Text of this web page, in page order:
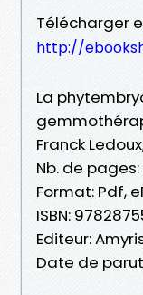
Télécharger
http://
La
Franck
Nb. de
Format: Pdf,
ISBN:
Editeur:
Date de